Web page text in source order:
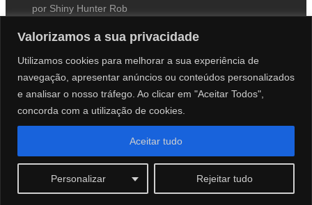
Valorizamos a sua privacidade
Utilizamos cookies para melhorar a sua experiência de
navegação, apresentar anúncios ou conteúdos personalizados
e analisar o nosso tráfego. Ao clicar em "Aceitar Todos",
concorda com a utilização de cookies.
Personalizar Rejeitar tudo
Aceitar tudo
por Shiny Hunter Rob
Website desenhado por Roberto Coutinho
© 2012-2026 PokéCenter Blog